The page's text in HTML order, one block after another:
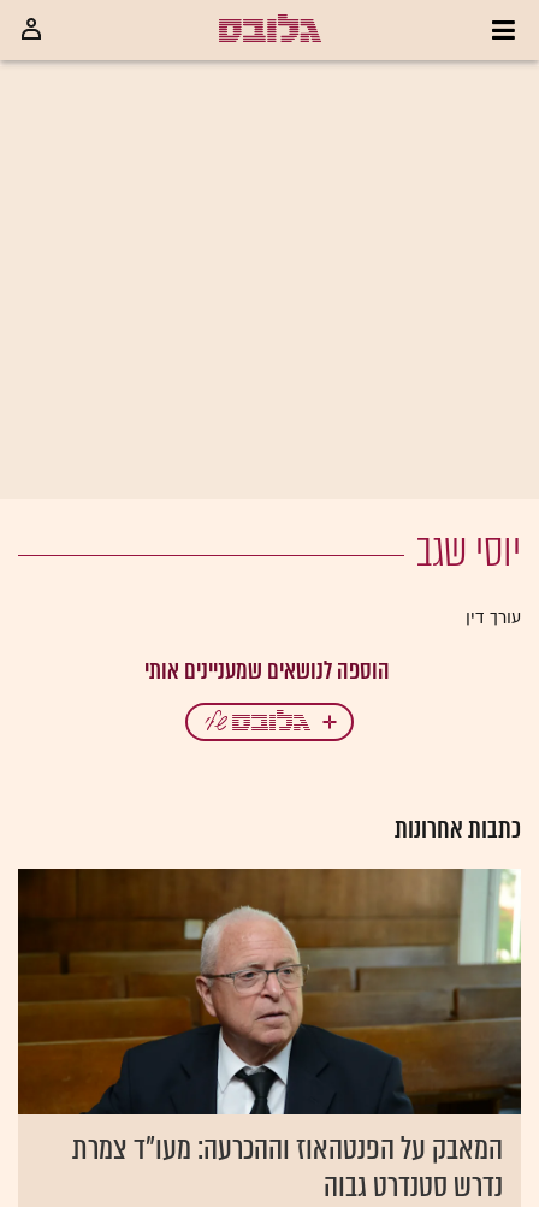
יוסי שגב
עורך דין
כתבות אחרונות
המאבק על הפנטהאוז וההכרעה: מעו"ד צמרת
נדרש סטנדרט גבוה